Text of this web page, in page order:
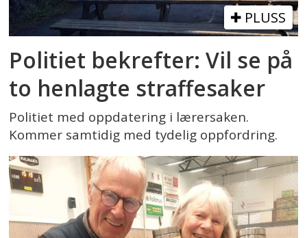
PLUSS
Politiet bekrefter: Vil se på
to henlagte straffesaker
Politiet med oppdatering i lærersaken.
Kommer samtidig med tydelig oppfordring.